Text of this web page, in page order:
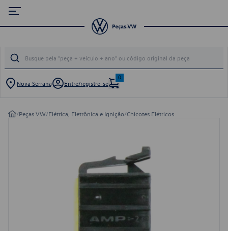
Nova Serrana Entre/registre-se
0
/Peças VW/Elétrica, Eletrônica e Ignição/Chicotes Elétricos